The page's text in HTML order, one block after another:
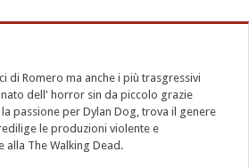
di Romero ma anche i più trasgressivi
dell' horror sin da piccolo grazie
passione per Dylan Dog, trova il genere
le produzioni violente e
The Walking Dead.